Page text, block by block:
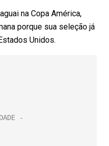
na Copa América,
porque sua seleção já
Unidos.